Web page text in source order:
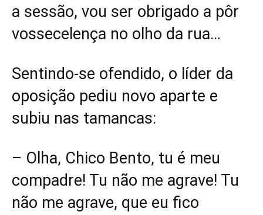
a sessão, vou ser obrigado a pôr
vossecelença no olho da rua…
Sentindo-se ofendido, o líder da
oposição pediu novo aparte e
subiu nas tamancas:
– Olha, Chico Bento, tu é meu
compadre! Tu não me agrave! Tu
não me agrave, que eu fico